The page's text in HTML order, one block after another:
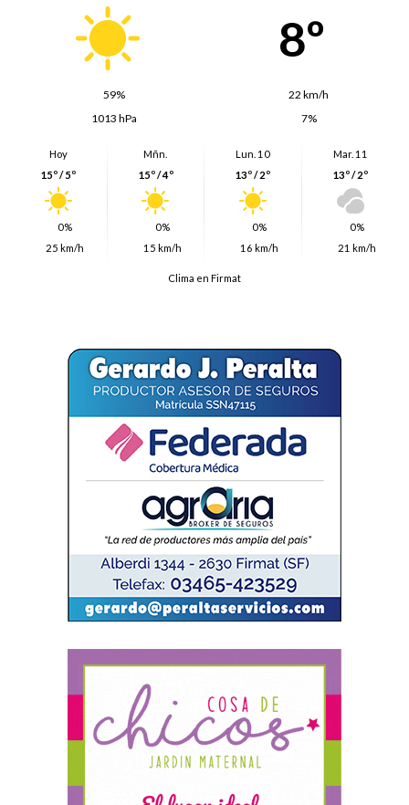
8º
59%
22 km/h
1013 hPa
7%
Hoy
15º / 5º
0%
25 km/h
Mñn.
15º / 4º
0%
15 km/h
Lun. 10
13º / 2º
0%
16 km/h
Mar. 11
13º / 2º
0%
21 km/h
Clima en Firmat